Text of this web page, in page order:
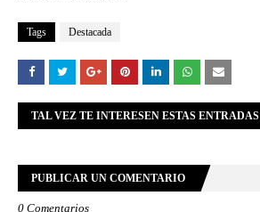
Tags Destacada
TAL VEZ TE INTERESEN ESTAS ENTRADAS
PUBLICAR UN COMENTARIO
0 Comentarios